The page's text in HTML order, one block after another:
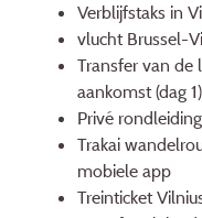
Verblijfstaks in
vlucht Brussel-
Transfer van de
aankomst (dag 1)
Privé
Trakai
mobiele app
Treinticket